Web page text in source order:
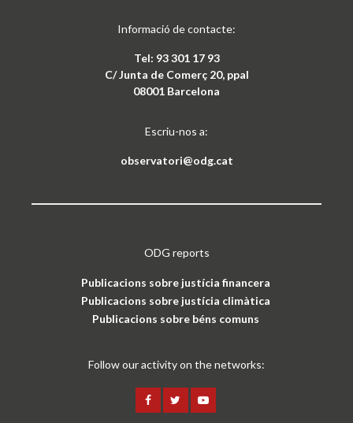
Informació de contacte:
Tel: 93 301 17 93
C/ Junta de Comerç 20, ppal
08001 Barcelona
Escriu-nos a:
observatori@odg.cat
ODG reports
Publicacions sobre justícia financera
Publicacions sobre justícia climàtica
Publicacions sobre béns comuns
Follow our activity on the networks: